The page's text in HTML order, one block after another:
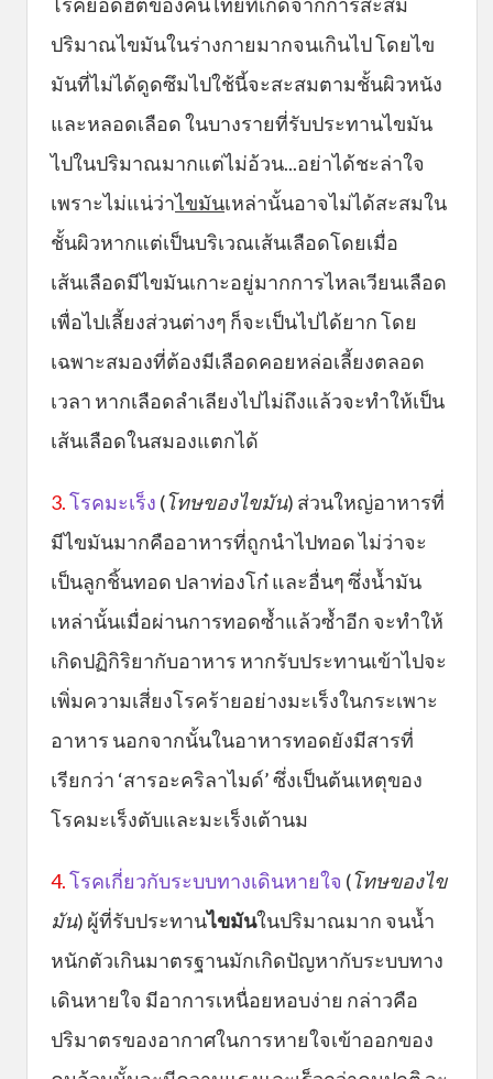
ปริมาณไขมันในร่างกายมากจนเกินไป โดยไข
มันที่ไม่ได้ดูดซึมไปใช้นี้จะสะสมตามชั้นผิวหนัง
และหลอดเลือด ในบางรายที่รับประทานไขมัน
ไปในปริมาณมากแต่ไม่อ้วน...อย่าได้ชะล่าใจ
เพราะไม่แน่ว่าไขมันเหล่านั้นอาจไม่ได้สะสมใน
ชั้นผิวหากแต่เป็นบริเวณเส้นเลือดโดยเมื่อ
เส้นเลือดมีไขมันเกาะอยู่มากการไหลเวียนเลือด
เพื่อไปเลี้ยงส่วนต่างๆ ก็จะเป็นไปได้ยาก โดย
เฉพาะสมองที่ต้องมีเลือดคอยหล่อเลี้ยงตลอด
เวลา หากเลือดลำเลียงไปไม่ถึงแล้วจะทำให้เป็น
เส้นเลือดในสมองแตกได้
3.โรคมะเร็ง (โทษของไขมัน) ส่วนใหญ่อาหารที่
มีไขมันมากคืออาหารที่ถูกนำไปทอด ไม่ว่าจะ
เป็นลูกชิ้นทอด ปลาท่องโก๋ และอื่นๆ ซึ่งน้ำมัน
เหล่านั้นเมื่อผ่านการทอดซ้ำแล้วซ้ำอีก จะทำให้
เกิดปฏิกิริยากับอาหาร หากรับประทานเข้าไปจะ
เพิ่มความเสี่ยงโรคร้ายอย่างมะเร็งในกระเพาะ
อาหาร นอกจากนั้นในอาหารทอดยังมีสารที่
เรียกว่า ‘สารอะคริลาไมด์’ ซึ่งเป็นต้นเหตุของ
โรคมะเร็งตับและมะเร็งเต้านม
4.โรคเกี่ยวกับระบบทางเดินหายใจ (โทษของไข
มัน) ผู้ที่รับประทานไขมันในปริมาณมาก จนน้ำ
หนักตัวเกินมาตรฐานมักเกิดปัญหากับระบบทาง
เดินหายใจ มีอาการเหนื่อยหอบง่าย กล่าวคือ
ปริมาตรของอากาศในการหายใจเข้าออกของ